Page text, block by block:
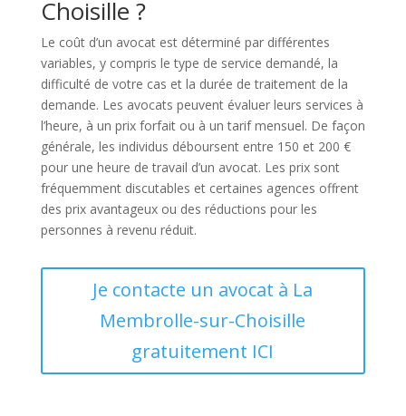
Choisille ?
Le coût d’un avocat est déterminé par différentes
variables, y compris le type de service demandé, la
difficulté de votre cas et la durée de traitement de la
demande. Les avocats peuvent évaluer leurs services à
l’heure, à un prix forfait ou à un tarif mensuel. De façon
générale, les individus déboursent entre 150 et 200 €
pour une heure de travail d’un avocat. Les prix sont
fréquemment discutables et certaines agences offrent
des prix avantageux ou des réductions pour les
personnes à revenu réduit.
Je contacte un avocat à La
Membrolle-sur-Choisille
gratuitement ICI